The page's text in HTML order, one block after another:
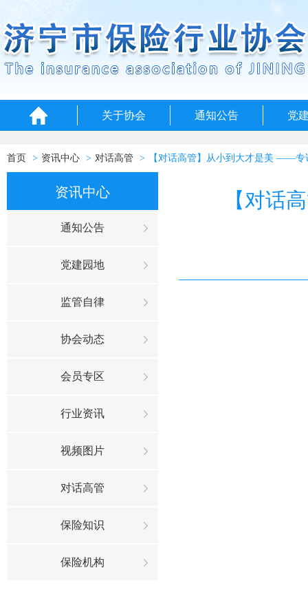
关于协会 通知公告 党
首页 资讯中心 对话高管 【对话高管】从小到大才是美 ——
资讯中心
通知公告
党建园地
监管自律
协会动态
会员专区
行业资讯
视频图片
对话高管
保险知识
保险机构
【对话